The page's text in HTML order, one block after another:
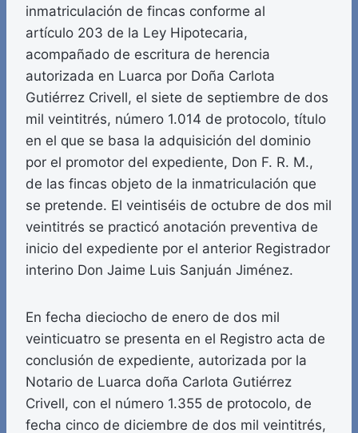
inmatriculación de fincas conforme al
artículo 203 de la Ley Hipotecaria,
acompañado de escritura de herencia
autorizada en Luarca por Doña Carlota
Gutiérrez Crivell, el siete de septiembre de dos
mil veintitrés, número 1.014 de protocolo, título
en el que se basa la adquisición del dominio
por el promotor del expediente, Don F. R. M.,
de las fincas objeto de la inmatriculación que
se pretende. El veintiséis de octubre de dos mil
veintitrés se practicó anotación preventiva de
inicio del expediente por el anterior Registrador
interino Don Jaime Luis Sanjuán Jiménez.
En fecha dieciocho de enero de dos mil
veinticuatro se presenta en el Registro acta de
conclusión de expediente, autorizada por la
Notario de Luarca doña Carlota Gutiérrez
Crivell, con el número 1.355 de protocolo, de
fecha cinco de diciembre de dos mil veintitrés,